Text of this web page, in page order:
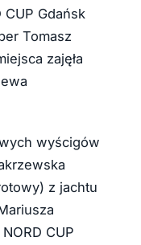
CUP Gdańsk
Tomasz
zajęła
wyścigów
z jachtu
CUP